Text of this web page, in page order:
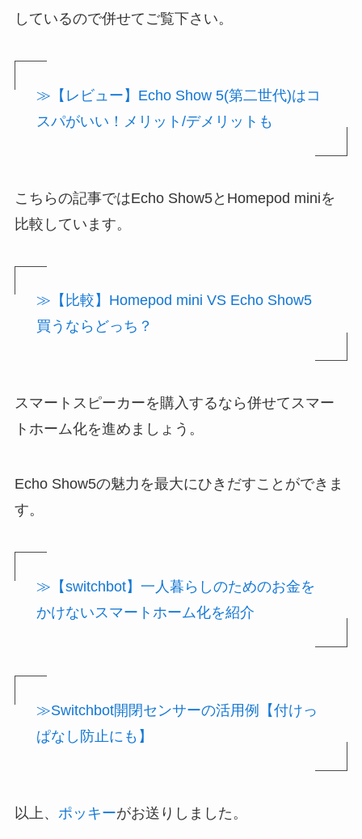
しているので併せてご覧下さい。
≫【レビュー】Echo Show 5(第二世代)はコ
スパがいい！メリット/デメリットも
こちらの記事ではEcho Show5とHomepod miniを
比較しています。
≫【比較】Homepod mini VS Echo Show5
買うならどっち？
スマートスピーカーを購入するなら併せてスマー
トホーム化を進めましょう。
Echo Show5の魅力を最大にひきだすことができま
す。
≫【switchbot】一人暮らしのためのお金を
かけないスマートホーム化を紹介
≫Switchbot開閉センサーの活用例【付けっ
ぱなし防止にも】
以上、 ポッキーがお送りしました。